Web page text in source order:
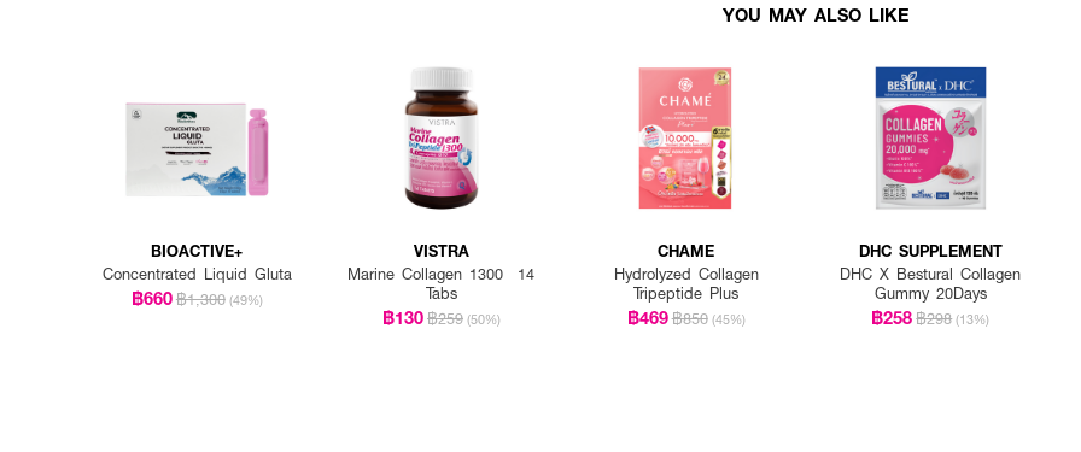
YOU MAY ALSO LIKE
BIOACTIVE+
Concentrated Liquid Gluta
฿660฿1,300 (49%)
VISTRA
Marine Collagen 1300 14
Tabs
฿130฿259 (50%)
CHAME
Hydrolyzed Collagen
Tripeptide Plus
฿469฿850 (45%)
DHC SUPPLEMENT
DHC X Bestural Collagen
Gummy 20Days
฿258฿298 (13%)